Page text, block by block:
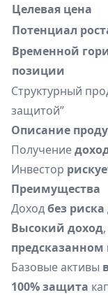
Целевая цена
Потенциал
Временной
позиции
Структурный
защитой”
Описание
Получение
Инвестор
Преимущества
Доходбез риска
Высокий доход
Базовые активы
100% защита